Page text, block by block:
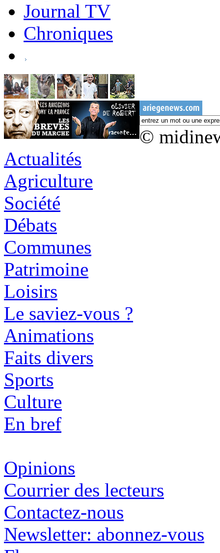
Journal TV
Chroniques
©
Actualités
Agriculture
Société
Débats
Communes
Patrimoine
Loisirs
Le saviez-vous ?
Animations
Faits divers
Sports
Culture
En bref
Opinions
Courrier des lecteurs
Contactez-nous
Newsletter: abonnez-vous